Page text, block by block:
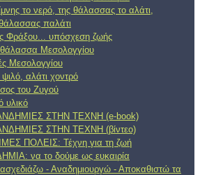
το νερό, της θάλασσας το αλάτι,
παλάτι
Φράξου... υπόσχεση ζωής
Μεσολογγίου
Μεσολογγίου
ψιλό, αλάτι χοντρό
του Ζυγού
υλικό
ΣΤΗΝ ΤΕΧΝΗ (e-book)
ΣΤΗΝ ΤΕΧΝΗ (βίντεο)
ΠΟΛΕΙΣ: Τέχνη για τη ζωή
να το δούμε ως ευκαιρία
- Αναδημιουργώ - Αποκαθιστώ τα